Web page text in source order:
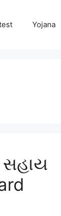
Yojana
સહાય